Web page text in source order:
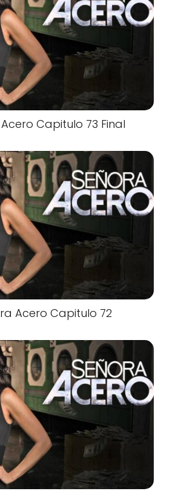
Capitulo 73 Final
Acero Capitulo 72